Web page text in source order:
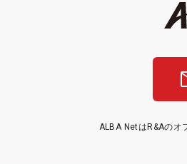
ALBA NetはR&Aのオ